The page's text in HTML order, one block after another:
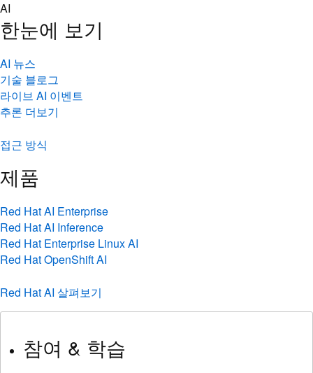
Skip
to
content
AI
한눈에 보기
AI 뉴스
기술 블로그
라이브 AI 이벤트
추론 더보기
접근 방식
제품
Red Hat AI Enterprise
Red Hat AI Inference
Red Hat Enterprise Linux AI
Red Hat OpenShift AI
Red Hat AI 살펴보기
참여 & 학습